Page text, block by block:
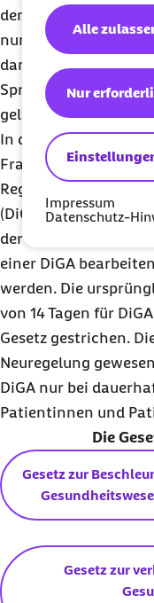
Nur
Alle
Impressum
Datenschutz-
dem Land weite
nun auch in der
damit auch für die
Sprechstunde sowie
gelten.
In den
Fraktionen kam es
Regelungen für
(DiGA) zu
der die
einer DiGA
werden. Die
von 14 Tagen für
Gesetz gestrichen.
Neuregelung
DiGA nur bei
Patientinnen und
Die
Gesetz zur
Gesetz zur